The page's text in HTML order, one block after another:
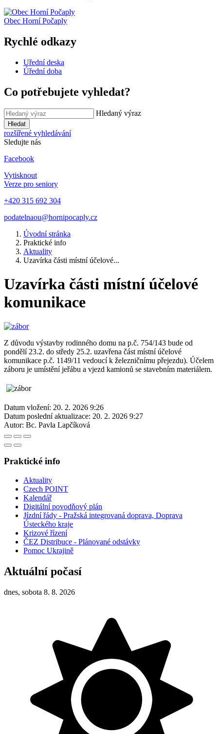
Obec Horní Počaply
Rychlé odkazy
Uřední deska
Úřední doba
Co potřebujete vyhledat?
Hledaný výraz
Hledat
rozšířené vyhledávání
Sledujte nás
Facebook
Vytisknout
Verze pro seniory
+420 315 692 304
podatelnaou@hornipocaply.cz
Úvodní stránka
Praktické info
Aktuality
Uzavírka části místní účelové...
Uzavírka části místní účelové
komunikace
Z důvodu výstavby rodinného domu na p.č. 754/143 bude od
pondělí 23.2. do středy 25.2. uzavřena část místní účelové
komunikace p.č. 1149/11 vedoucí k železničnímu přejezdu). Účelem
záboru je umístění jeřábu a vjezd kamionů se stavebním materiálem.
Datum vložení: 20. 2. 2026 9:26
Datum poslední aktualizace: 20. 2. 2026 9:27
Autor: Bc. Pavla Lapčíková
Praktické info
Aktuality
Czech POINT
Kalendář
Digitální povodňový plán
Jízdní řády - Pražská integrovaná doprava, Doprava
Ústeckého kraje
Krizové řízení
ČEZ Distribuce - Plánované odstávky
Pomoc Ukrajině
Aktuální počasí
dnes, sobota 8. 8. 2026